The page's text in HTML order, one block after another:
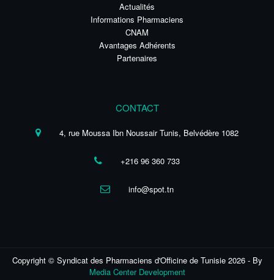
Actualités
Informations Pharmaciens
CNAM
Avantages Adhérents
Partenaires
CONTACT
4, rue Moussa Ibn Noussair Tunis, Belvédère 1082
+216 96 360 733
info@spot.tn
Copyright © Syndicat des Pharmaciens d'Officine de Tunisie 2026 - By
Media Center Development